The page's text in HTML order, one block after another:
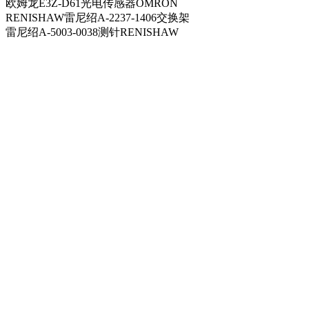
欧姆龙E3Z-D61光电传感器OMRON
RENISHAW雷尼绍A-2237-1406交换架
雷尼绍A-5003-0038测针RENISHAW